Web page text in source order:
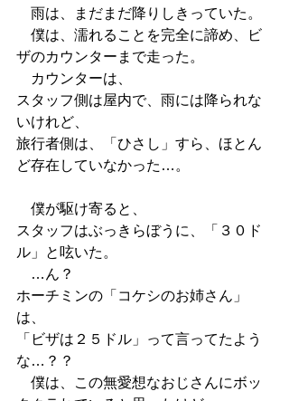
雨は、まだまだ降りしきっていた。
僕は、濡れることを完全に諦め、ビ
ザのカウンターまで走った。
カウンターは、
スタッフ側は屋内で、雨には降られな
いけれど、
旅行者側は、「ひさし」すら、ほとん
ど存在していなかった…。
僕が駆け寄ると、
スタッフはぶっきらぼうに、「３０ド
ル」と呟いた。
…ん？
ホーチミンの「コケシのお姉さん」
は、
「ビザは２５ドル」って言ってたよう
な…？？
僕は、この無愛想なおじさんにボッ